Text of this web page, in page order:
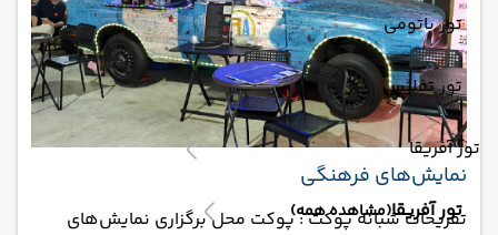
تور باتومی
تور تفلیس
تور آفریقا
تور آفریقا(مشاهده همه)
نمایش‌های فرهنگی
تفریحات شبانه پوکت : پوکت محل برگزاری نمایش‌های